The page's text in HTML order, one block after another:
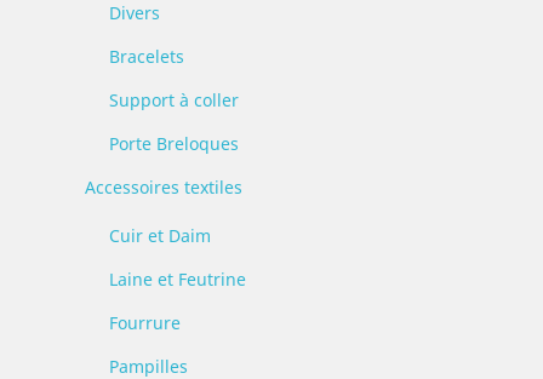
Divers
Bracelets
Support à coller
Porte Breloques
Accessoires textiles
Cuir et Daim
Laine et Feutrine
Fourrure
Pampilles